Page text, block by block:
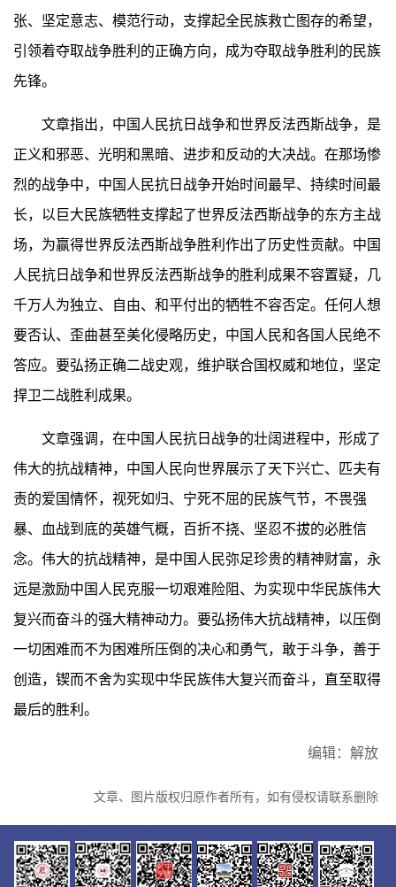
张、坚定意志、模范行动，支撑起全民族救亡图存的希望，
引领着夺取战争胜利的正确方向，成为夺取战争胜利的民族
先锋。
文章指出，中国人民抗日战争和世界反法西斯战争，是
正义和邪恶、光明和黑暗、进步和反动的大决战。在那场惨
烈的战争中，中国人民抗日战争开始时间最早、持续时间最
长，以巨大民族牺牲支撑起了世界反法西斯战争的东方主战
场，为赢得世界反法西斯战争胜利作出了历史性贡献。中国
人民抗日战争和世界反法西斯战争的胜利成果不容置疑，几
千万人为独立、自由、和平付出的牺牲不容否定。任何人想
要否认、歪曲甚至美化侵略历史，中国人民和各国人民绝不
答应。要弘扬正确二战史观，维护联合国权威和地位，坚定
捍卫二战胜利成果。
文章强调，在中国人民抗日战争的壮阔进程中，形成了
伟大的抗战精神，中国人民向世界展示了天下兴亡、匹夫有
责的爱国情怀，视死如归、宁死不屈的民族气节，不畏强
暴、血战到底的英雄气概，百折不挠、坚忍不拔的必胜信
念。伟大的抗战精神，是中国人民弥足珍贵的精神财富，永
远是激励中国人民克服一切艰难险阻、为实现中华民族伟大
复兴而奋斗的强大精神动力。要弘扬伟大抗战精神，以压倒
一切困难而不为困难所压倒的决心和勇气，敢于斗争，善于
创造，锲而不舍为实现中华民族伟大复兴而奋斗，直至取得
最后的胜利。
编辑：解放
文章、图片版权归原作者所有，如有侵权请联系删除